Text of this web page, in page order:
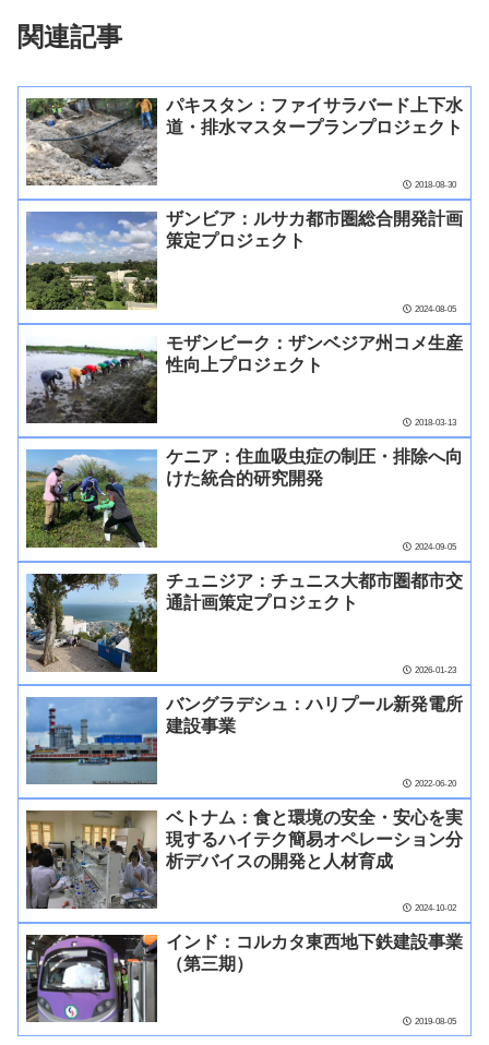
関連記事
パキスタン：ファイサラバード上下水
道・排水マスタープランプロジェクト
2018-08-30
ザンビア：ルサカ都市圏総合開発計画
策定プロジェクト
2024-08-05
モザンビーク：ザンベジア州コメ生産
性向上プロジェクト
2018-03-13
ケニア：住血吸虫症の制圧・排除へ向
けた統合的研究開発
2024-09-05
チュニジア：チュニス大都市圏都市交
通計画策定プロジェクト
2026-01-23
バングラデシュ：ハリプール新発電所
建設事業
2022-06-20
ベトナム：食と環境の安全・安心を実
現するハイテク簡易オペレーション分
析デバイスの開発と人材育成
2024-10-02
インド：コルカタ東西地下鉄建設事業
（第三期）
2019-08-05